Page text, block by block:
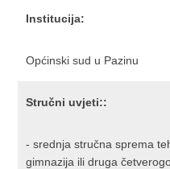
Institucija:
Općinski sud u Pazinu
Stručni uvjeti::
- srednja stručna sprema
gimnazija ili druga